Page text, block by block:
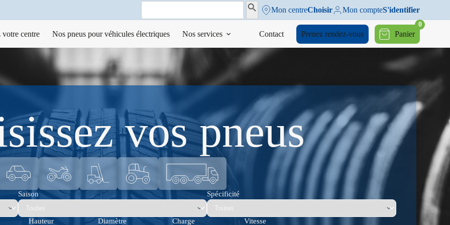
Search
Search ButtonMon centreChoisir Mon compteS'identifier
votre centre Nos pneus pour véhicules électriques Nos services Contact Prenez rendez-vous Panier
0
vos pneus
Saison Spécificité
Hauteur Diamètre Charge Vitesse